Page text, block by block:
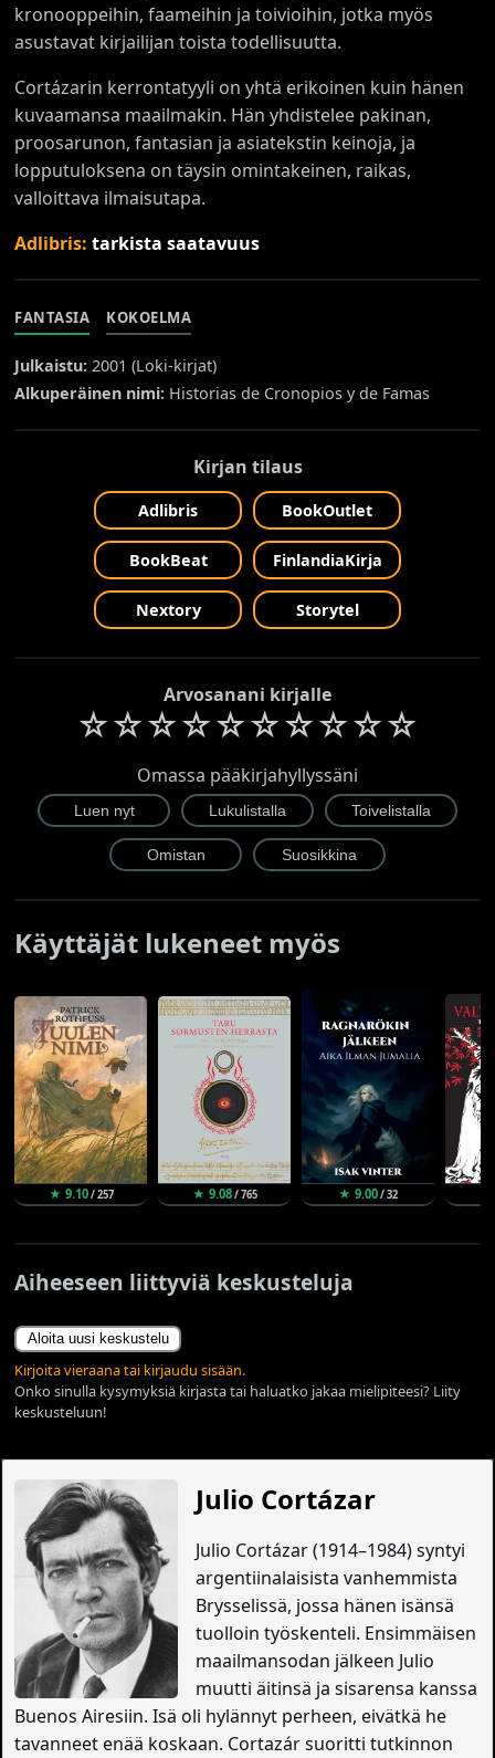
kronooppeihin, faameihin ja toivioihin, jotka myös
asustavat kirjailijan toista todellisuutta.
Cortázarin kerrontatyyli on yhtä erikoinen kuin hänen
kuvaamansa maailmakin. Hän yhdistelee pakinan,
proosarunon, fantasian ja asiatekstin keinoja, ja
lopputuloksena on täysin omintakeinen, raikas,
valloittava ilmaisutapa.
Adlibris:tarkista saatavuus
FANTASIA KOKOELMA
Julkaistu: 2001 (Loki-kirjat)
Alkuperäinen nimi: Historias de Cronopios y de Famas
Kirjan tilaus
Adlibris BookOutlet
BookBeat FinlandiaKirja
Nextory Storytel
Arvosanani kirjalle
☆☆☆☆☆☆☆☆☆☆
Omassa pääkirjahyllyssäni
Käyttäjät lukeneet myös
★ 9.10/ 257 ★ 9.08/ 765 ★ 9.00/ 32
Aiheeseen liittyviä keskusteluja
Aloita uusi keskustelu
Kirjoita vieraana tai kirjaudu sisään.
Onko sinulla kysymyksiä kirjasta tai haluatko jakaa mielipiteesi? Liity
keskusteluun!
Julio Cortázar
Julio Cortázar (1914–1984) syntyi
argentiinalaisista vanhemmista
Brysselissä, jossa hänen isänsä
tuolloin työskenteli. Ensimmäisen
maailmansodan jälkeen Julio
muutti äitinsä ja sisarensa kanssa
Buenos Airesiin. Isä oli hylännyt perheen, eivätkä he
tavanneet enää koskaan. Cortazár suoritti tutkinnon